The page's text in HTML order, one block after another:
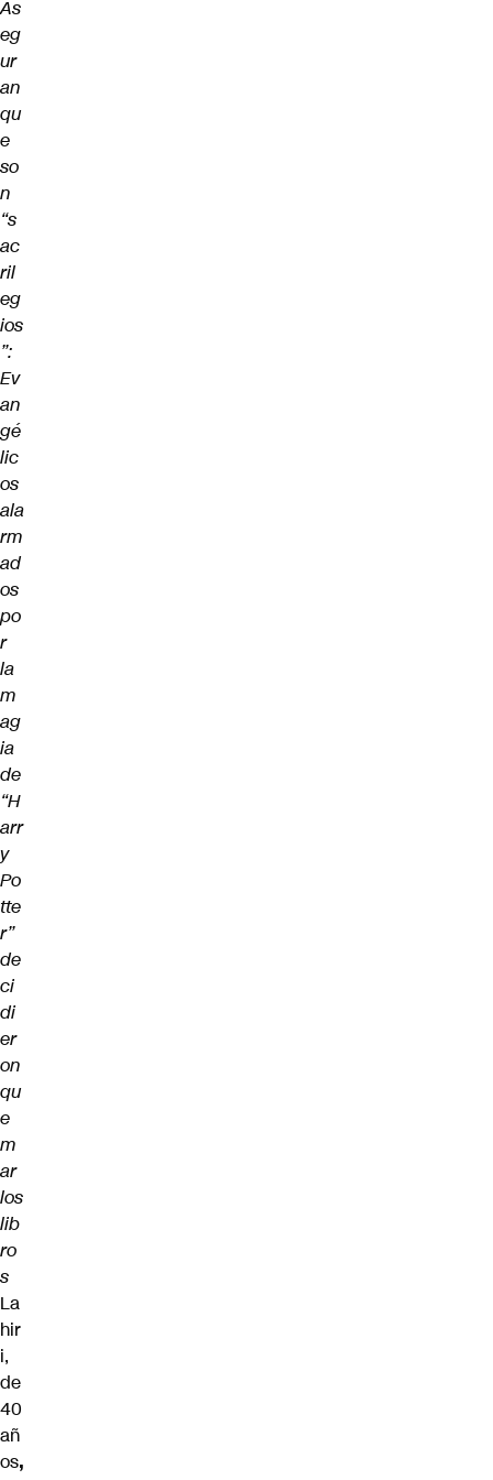
As
eg
ur
an
qu
e
so
n
“s
ac
ril
eg
ios
”:
Ev
an
gé
lic
os
ala
rm
ad
os
po
r
la
m
ag
ia
de
“H
arr
y
Po
tte
r”
de
ci
di
er
on
qu
e
m
ar
los
lib
ro
s
La
hir
i,
de
40
añ
os,